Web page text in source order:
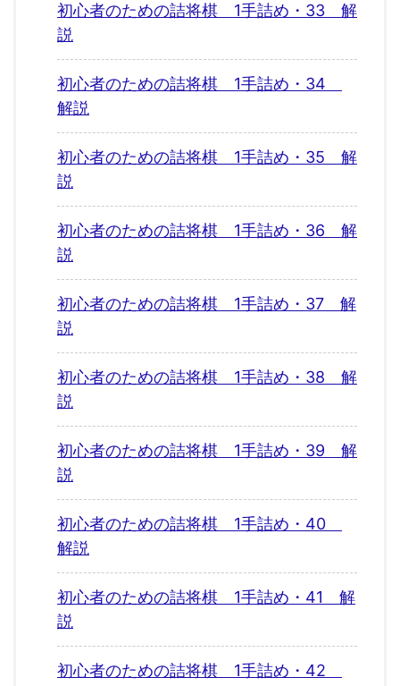
初心者のための詰将棋 1手詰め・33 解
説
初心者のための詰将棋 1手詰め・34
解説
初心者のための詰将棋 1手詰め・35 解
説
初心者のための詰将棋 1手詰め・36 解
説
初心者のための詰将棋 1手詰め・37 解
説
初心者のための詰将棋 1手詰め・38 解
説
初心者のための詰将棋 1手詰め・39 解
説
初心者のための詰将棋 1手詰め・40
解説
初心者のための詰将棋 1手詰め・41 解
説
初心者のための詰将棋 1手詰め・42